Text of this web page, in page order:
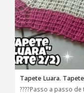
Tapete Luara.
????Passo a passo